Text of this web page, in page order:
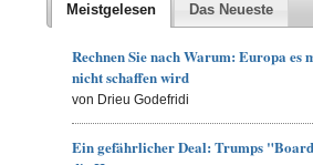
Meistgelesen Das Neueste
Rechnen Sie nach Warum: Europa es
nicht schaffen wird
von Drieu Godefridi
Ein gefährlicher Deal: Trumps